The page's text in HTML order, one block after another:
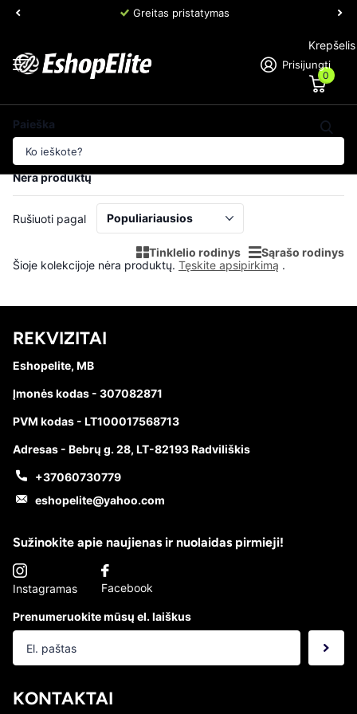
Greitas pristatymas
Paieška
Prisijungti
Krepšelis
0
Pagrindinis puslapis
Vaikų apatiniai
Nėra produktų
Tinklelio rodinys Sąrašo rodinys
Rušiuoti pagal
Šioje kolekcijoje nėra produktų. Tęskite apsipirkimą .
Sužinokite apie naujienas ir nuolaidas pirmieji!
Instagramas Facebook
Prenumeruokite mūsų el. laiškus
KONTAKTAI
REKVIZITAI
Eshopelite, MB
Įmonės kodas - 307082871
PVM kodas - LT100017568713
Adresas - Bebrų g. 28, LT-82193 Radviliškis
+37060730779
eshopelite@yahoo.com